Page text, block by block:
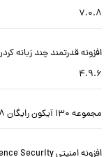
7.0.8
4.9.6
مجموعه 130 آیکون رایگان Icons8 به صورت SVG
افزونه امنیتی Wordfence Security وردپرس نسخه 8.1.4